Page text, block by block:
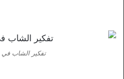
تفكير الشاب في